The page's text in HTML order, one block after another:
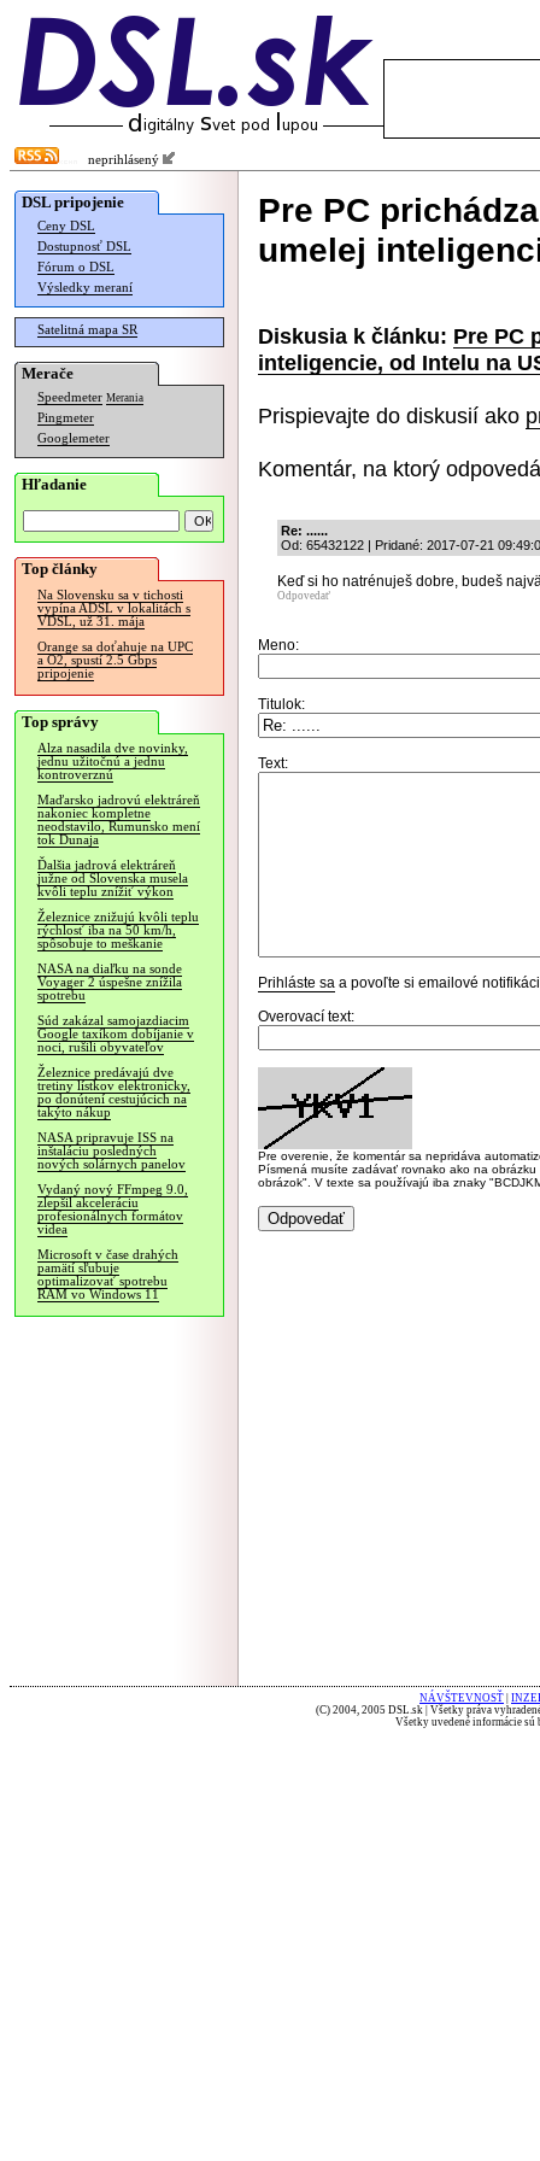
neprihlásený
DSL pripojenie
Ceny DSL
Dostupnosť DSL
Fórum o DSL
Výsledky meraní
Satelitná mapa SR
Merače
Speedmeter Merania
Pingmeter
Googlemeter
Hľadanie
Top články
Na Slovensku sa v tichosti
vypína ADSL v lokalitách s
VDSL, už 31. mája
Orange sa doťahuje na UPC
a O2, spustí 2.5 Gbps
pripojenie
Top správy
Alza nasadila dve novinky,
jednu užitočnú a jednu
kontroverznú
Maďarsko jadrovú elektráreň
nakoniec kompletne
neodstavilo, Rumunsko mení
tok Dunaja
Ďalšia jadrová elektráreň
južne od Slovenska musela
kvôli teplu znížiť výkon
Železnice znižujú kvôli teplu
rýchlosť iba na 50 km/h,
spôsobuje to meškanie
NASA na diaľku na sonde
Voyager 2 úspešne znížila
spotrebu
Súd zakázal samojazdiacim
Google taxíkom dobíjanie v
noci, rušili obyvateľov
Železnice predávajú dve
tretiny lístkov elektronicky,
po donútení cestujúcich na
takýto nákup
NASA pripravuje ISS na
inštaláciu posledných
nových solárnych panelov
Vydaný nový FFmpeg 9.0,
zlepšil akceleráciu
profesionálnych formátov
videa
Microsoft v čase drahých
pamätí sľubuje
optimalizovať spotrebu
RAM vo Windows 11
Pre PC
umelej
Diskusia k článku: Pre PC
inteligencie, od Intelu na
Prispievajte do diskusií ako
Komentár, na ktorý
Re: ......
Od: 65432122 | Pridané: 2017-07-21
Keď si ho natrénuješ dobre, budeš
Odpovedať
Meno:
Titulok:
Text:
Prihláste sa a povoľte si emailové
Overovací text:
Pre overenie, že komentár sa nepridáva
Písmená musíte zadávať rovnako ako na
obrázok". V texte sa používajú iba znaky
NÁVŠTEVNOSŤ
(C) 2004, 2005 DSL.sk | Všetky práva
Všetky uvedené informácie sú